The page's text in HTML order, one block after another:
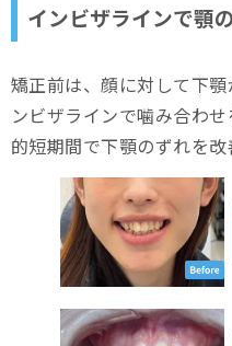
インビザラインで顎
矯正前は、顔に対して下
ンビザラインで噛み合わ
的短期間で下顎のずれを改